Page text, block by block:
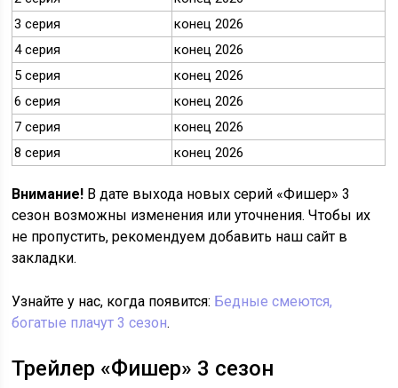
3 серия
конец 2026
4 серия
конец 2026
5 серия
конец 2026
6 серия
конец 2026
7 серия
конец 2026
8 серия
конец 2026
Внимание! В дате выхода новых серий «Фишер» 3
сезон возможны изменения или уточнения. Чтобы их
не пропустить, рекомендуем добавить наш сайт в
закладки.
Узнайте у нас, когда появится: Бедные смеются,
богатые плачут 3 сезон.
Трейлер «Фишер» 3 сезон